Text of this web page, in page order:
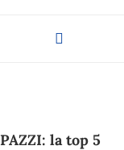
la top 5